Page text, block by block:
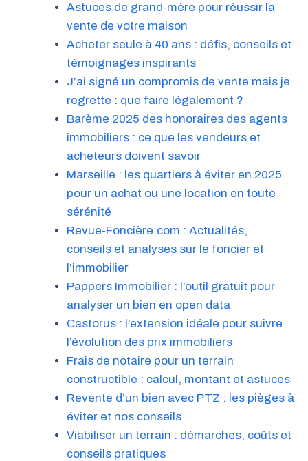
Astuces de grand-mère pour réussir la
vente de votre maison
Acheter seule à 40 ans : défis, conseils et
témoignages inspirants
J’ai signé un compromis de vente mais je
regrette : que faire légalement ?
Barème 2025 des honoraires des agents
immobiliers : ce que les vendeurs et
acheteurs doivent savoir
Marseille : les quartiers à éviter en 2025
pour un achat ou une location en toute
sérénité
Revue-Foncière.com : Actualités,
conseils et analyses sur le foncier et
l’immobilier
Pappers Immobilier : l’outil gratuit pour
analyser un bien en open data
Castorus : l’extension idéale pour suivre
l’évolution des prix immobiliers
Frais de notaire pour un terrain
constructible : calcul, montant et astuces
Revente d’un bien avec PTZ : les pièges à
éviter et nos conseils
Viabiliser un terrain : démarches, coûts et
conseils pratiques